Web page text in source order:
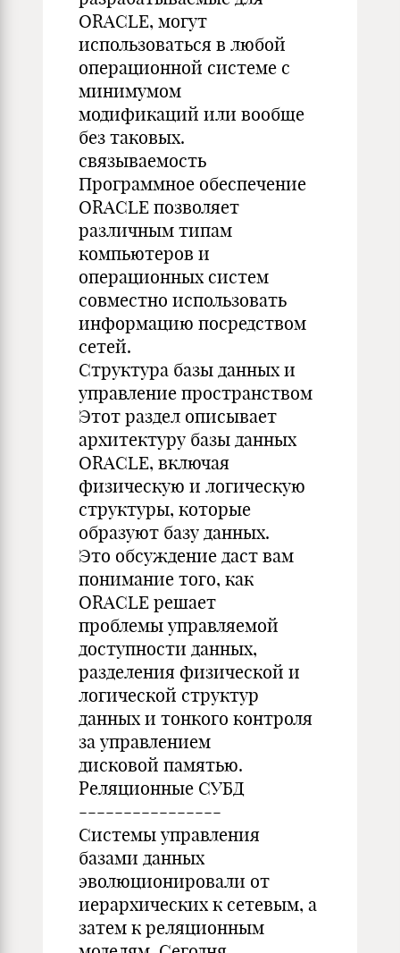
ORACLE, могут
использоваться в любой
операционной системе с
минимумом
модификаций или вообще
без таковых.
связываемость
Программное обеспечение
ORACLE позволяет
различным типам
компьютеров и
операционных систем
совместно использовать
информацию посредством
сетей.
Структура базы данных и
управление пространством
Этот раздел описывает
архитектуру базы данных
ORACLE, включая
физическую и логическую
структуры, которые
образуют базу данных.
Это обсуждение даст вам
понимание того, как
ORACLE решает
проблемы управляемой
доступности данных,
разделения физической и
логической структур
данных и тонкого контроля
за управлением
дисковой памятью.
Реляционные СУБД
----------------
Системы управления
базами данных
эволюционировали от
иерархических к сетевым, а
затем к реляционным